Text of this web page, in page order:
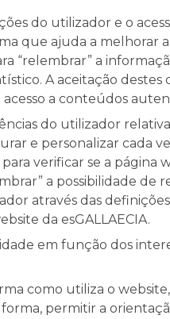
do utilizador e o
que ajuda a melhorar
“relembrar” a
A aceitação destes
a conteúdos
do utilizador
e personalizar cada
verificar se a página
a possibilidade de
através das
da esGALLAECIA.
em função dos
como utiliza o
permitir a